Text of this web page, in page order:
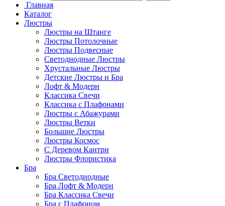
Главная
Каталог
Люстры
Люстры на Штанге
Люстры Потолочные
Люстры Подвесные
Светодиодные Люстры
Хрустальные Люстры
Детские Люстры и Бра
Лофт & Модерн
Классика Свечи
Классика с Плафонами
Люстры с Абажурами
Люстры Ветки
Большие Люстры
Люстры Космос
С Деревом Кантри
Люстры Флористика
Бра
Бра Светодиодные
Бра Лофт & Модерн
Бра Классика Свечи
Бра с Плафоном